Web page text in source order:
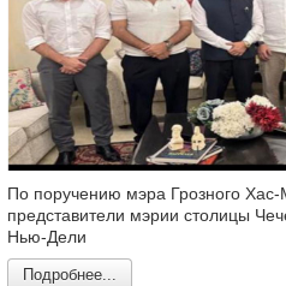
По поручению мэра Грозного
представители мэрии столицы
Нью-Дели
Подробнее...